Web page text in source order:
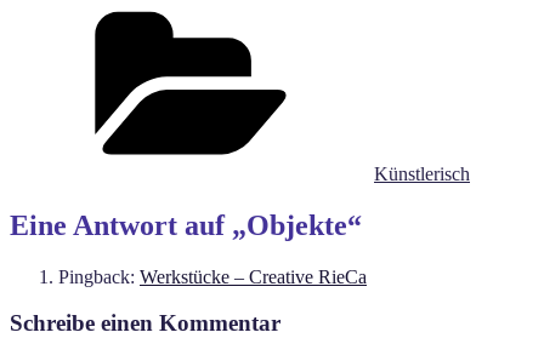
Künstlerisch
Eine Antwort auf „Objekte“
Pingback: Werkstücke – Creative RieCa
Schreibe einen Kommentar